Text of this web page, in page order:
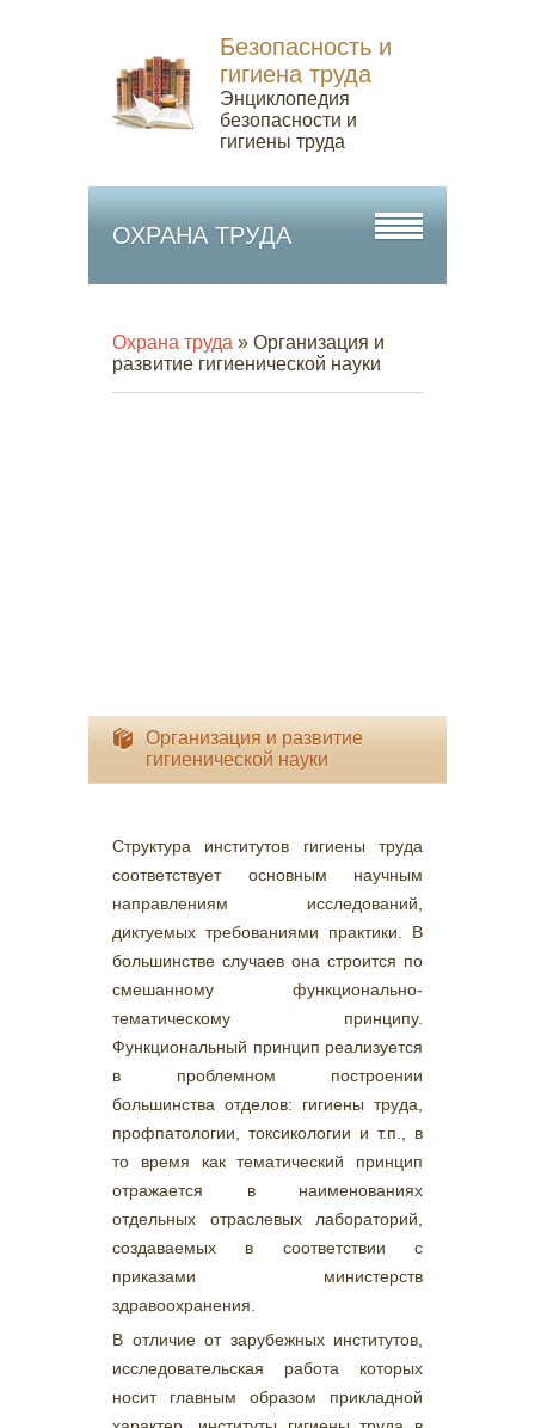
Безопасность и
гигиена труда
Энциклопедия
безопасности и
гигиены труда
ОХРАНА ТРУДА
Охрана труда » Организация и
развитие гигиенической науки
Организация и развитие
гигиенической науки
Структура институтов гигиены труда
соответствует основным научным
направлениям исследований,
диктуемых требованиями практики. В
большинстве случаев она строится по
смешанному функционально-
тематическому принципу.
Функциональный принцип реализуется
в проблемном построении
большинства отделов: гигиены труда,
профпатологии, токсикологии и т.п., в
то время как тематический принцип
отражается в наименованиях
отдельных отраслевых лабораторий,
создаваемых в соответствии с
приказами министерств
здравоохранения.
В отличие от зарубежных институтов,
исследовательская работа которых
носит главным образом прикладной